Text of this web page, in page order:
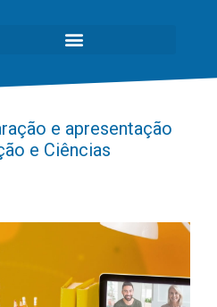
e apresentação
e Ciências